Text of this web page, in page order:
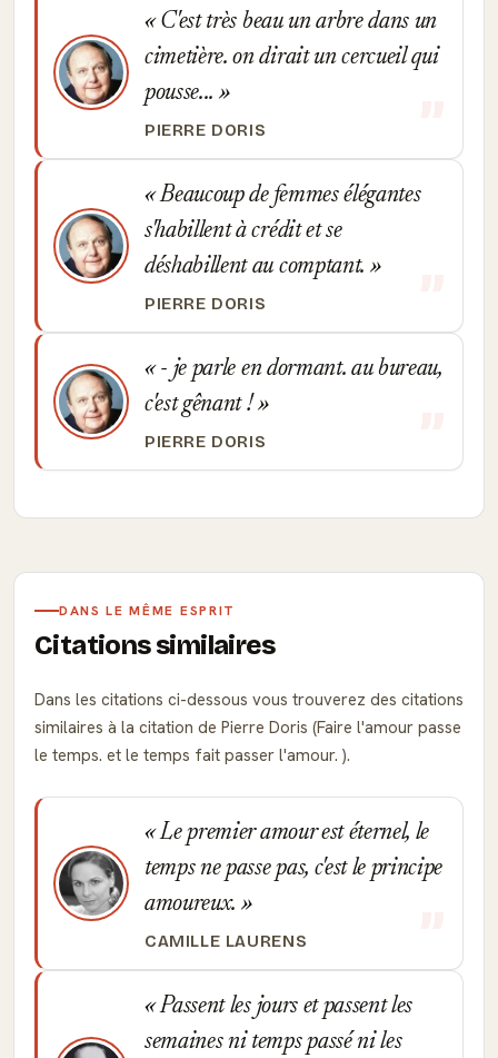
C'est très beau un arbre dans un
cimetière. on dirait un cercueil qui
pousse...
PIERRE DORIS
Beaucoup de femmes élégantes
s'habillent à crédit et se
déshabillent au comptant.
PIERRE DORIS
- je parle en dormant. au bureau,
c'est gênant !
PIERRE DORIS
DANS LE MÊME ESPRIT
Citations similaires
Dans les citations ci-dessous vous trouverez des citations
similaires à la citation de Pierre Doris (Faire l'amour passe
le temps. et le temps fait passer l'amour. ).
Le premier amour est éternel, le
temps ne passe pas, c'est le principe
amoureux.
CAMILLE LAURENS
Passent les jours et passent les
semaines ni temps passé ni les